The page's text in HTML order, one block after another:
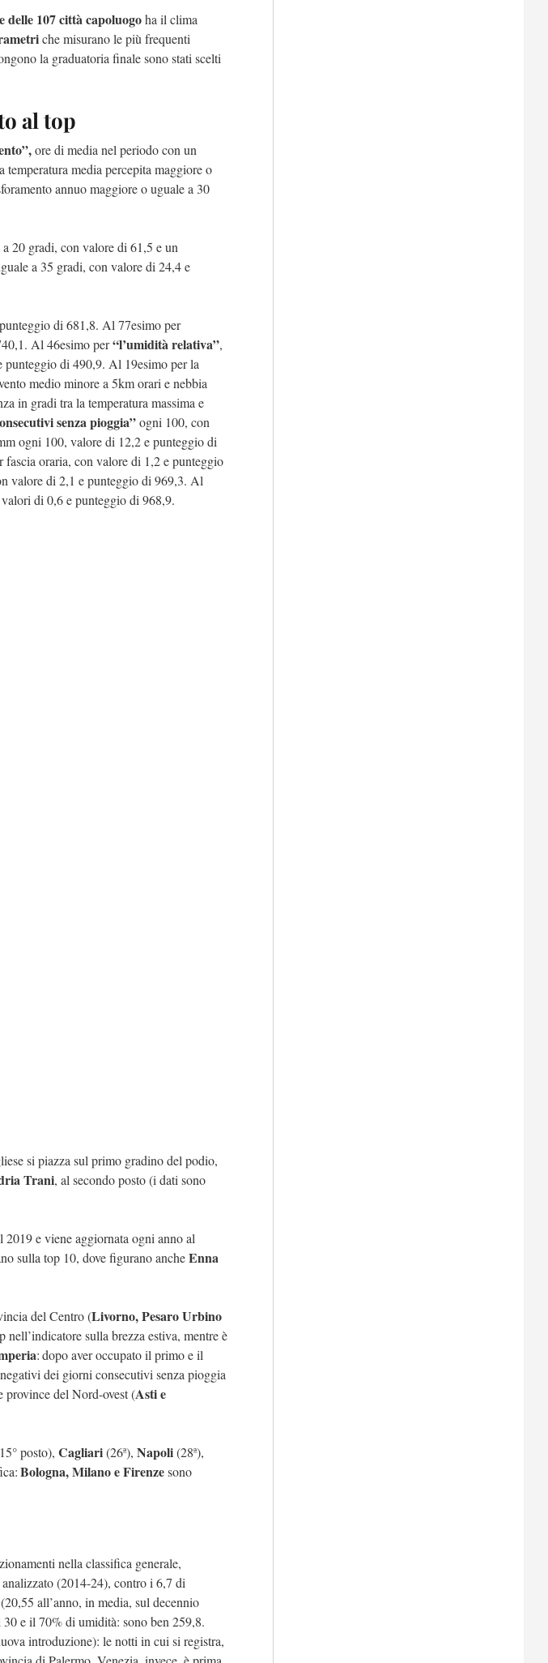
delle 107 città capoluogoha il clima
che misurano le più frequenti
la graduatoria finale sono stati scelti
al top
ore di media nel periodo con un
temperatura media percepita maggiore o
annuo maggiore o uguale a 30
20 gradi, con valore di 61,5 e un
a 35 gradi, con valore di 24,4 e
di 681,8. Al 77esimo per
Al 46esimo per“l’umidità relativa”,
di 490,9. Al 19esimo per la
medio minore a 5km orari e nebbia
in gradi tra la temperatura massima e
senza pioggia”ogni 100, con
ogni 100, valore di 12,2 e punteggio di
oraria, con valore di 1,2 e punteggio
valore di 2,1 e punteggio di 969,3. Al
di 0,6 e punteggio di 968,9.
si piazza sul primo gradino del podio,
Trani, al secondo posto (i dati sono
e viene aggiornata ogni anno al
sulla top 10, dove figurano ancheEnna
del Centro (Livorno, Pesaro Urbino
sulla brezza estiva, mentre è
: dopo aver occupato il primo e il
dei giorni consecutivi senza pioggia
province del Nord-ovest (Asti e
posto), Cagliari(26ª), Napoli(28ª),
Bologna, Milano e Firenzesono
nella classifica generale,
(2014-24), contro i 6,7 di
all’anno, in media, sul decennio
e il 70% di umidità: sono ben 259,8.
introduzione): le notti in cui si registra,